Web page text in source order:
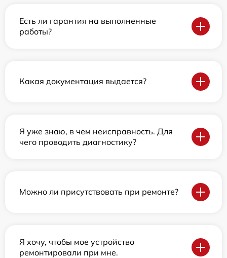
Есть ли гарантия на выполненные
работы?
Какая документация выдается?
Я уже знаю, в чем неисправность. Для
чего проводить диагностику?
Можно ли присутствовать при ремонте?
Я хочу, чтобы мое устройство
ремонтировали при мне.